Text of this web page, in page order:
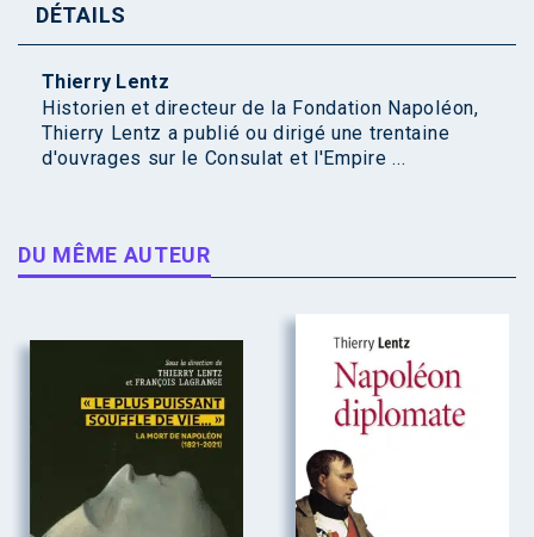
DÉTAILS
Thierry Lentz
Historien et directeur de la Fondation Napoléon,
Thierry Lentz a publié ou dirigé une trentaine
d'ouvrages sur le Consulat et l'Empire ...
DU MÊME AUTEUR